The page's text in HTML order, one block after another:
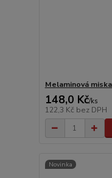
Melaminová
148,0 Kč/ks
122,3 Kč bez DPH
Novinka